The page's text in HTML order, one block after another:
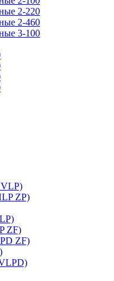
2-220
2-460
3-100
ZP)
ZF)
ZF)